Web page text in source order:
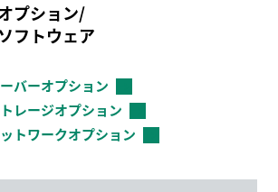
プション/
ソフトウェア
バーオプション
レージオプション
トワークオプション